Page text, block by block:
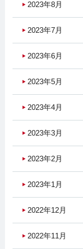
2023年8月
2023年7月
2023年6月
2023年5月
2023年4月
2023年3月
2023年2月
2023年1月
2022年12月
2022年11月